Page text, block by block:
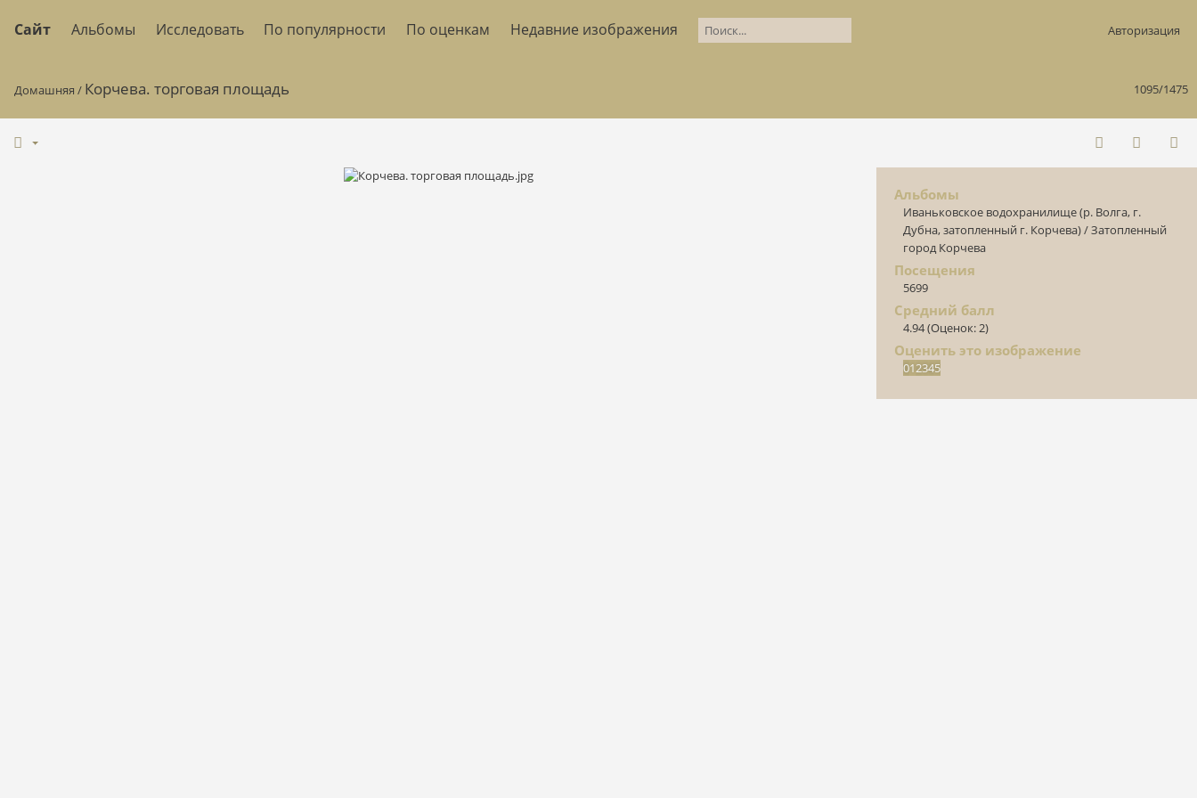
Сайт Альбомы Исследовать По популярности По оценкам Недавние изображения Авторизация
1095/1475
Домашняя / Корчева. торговая площадь
Альбомы
Иваньковское водохранилище (р. Волга, г.
Дубна, затопленный г. Корчева)/Затопленный
город Корчева
Посещения
5699
Средний балл
4.94(Оценок: 2)
Оценить это изображение